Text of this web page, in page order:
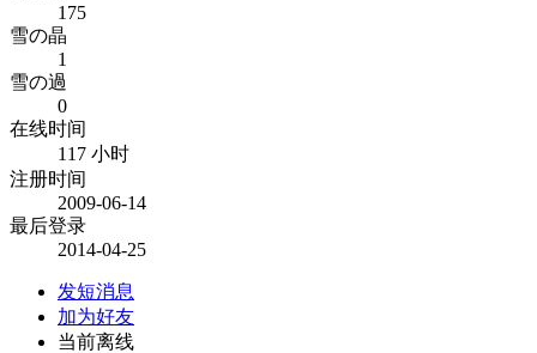
175
雪の晶
1
雪の過
0
在线时间
117 小时
注册时间
2009-06-14
最后登录
2014-04-25
发短消息
加为好友
当前离线